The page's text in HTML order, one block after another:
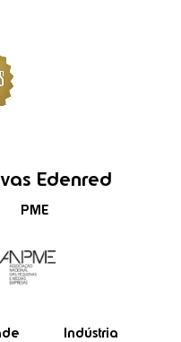
Edenred
PME
Indústria